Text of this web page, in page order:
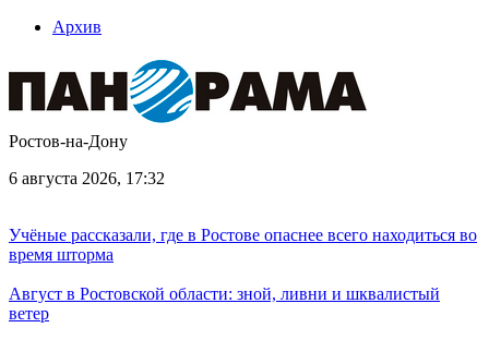
Архив
Ростов-на-Дону
6 августа 2026, 17:32
Учёные рассказали, где в Ростове опаснее всего находиться во
время шторма
Август в Ростовской области: зной, ливни и шквалистый
ветер